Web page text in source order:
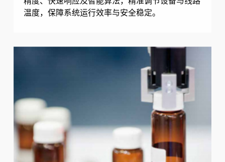
温度，保障系统运行效率与安全稳定。